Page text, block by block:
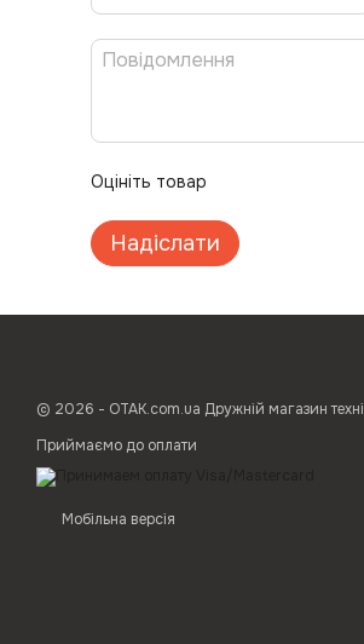
Оцініть товар
Надіслати
© 2026 - ОТАК.com.ua Дружній магазин
Приймаємо до оплати
Мобільна версія